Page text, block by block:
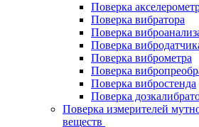
Поверка
Поверка вибратора
Поверка
Поверка
Поверка виброметра
Поверка
Поверка вибростенда
Поверка
Поверка измерителей
веществ